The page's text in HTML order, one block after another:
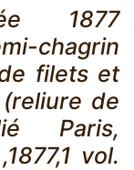
1877
chagrin
filets et
de
Paris,
vol.